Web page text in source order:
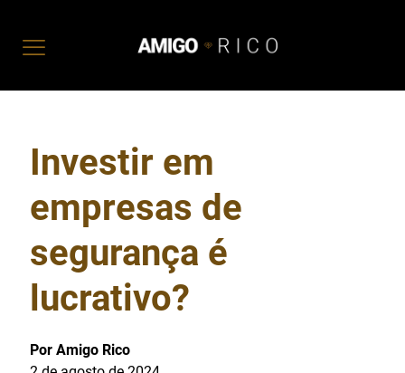
Investir em
empresas de
segurança é
lucrativo?
Por Amigo Rico